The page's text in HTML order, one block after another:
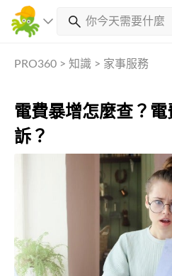
PRO360 > 知識 > 家事服務
電費暴增怎麼查？
訴？